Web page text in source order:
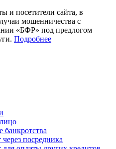
и посетители сайта, в
мошенничества с
«БФР» под предлогом
Подробнее
банкротства
через посредника